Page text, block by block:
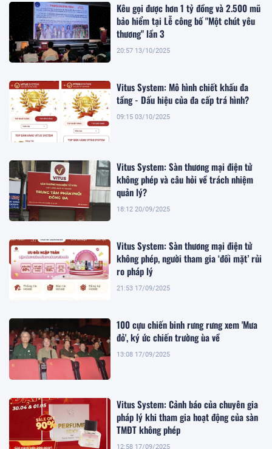
Kêu gọi được hơn 1 tỷ đồng và 2.500 mũ
bảo hiểm tại Lễ công bố "Một chút yêu
thương" lần 3
20:57 13/10/2025
Vitus System: Mô hình chiết khấu đa
tầng - Dấu hiệu của đa cấp trá hình?
09:15 03/10/2025
Vitus System: Sàn thương mại điện tử
không phép và câu hỏi về trách nhiệm
quản lý?
18:12 20/09/2025
Vitus System: Sàn thương mại điện tử
không phép, người tham gia ‘đối mặt’ rủi
ro pháp lý
21:53 17/09/2025
100 cựu chiến binh rưng rưng xem 'Mưa
đỏ', ký ức chiến trường ùa về
13:08 17/09/2025
Vitus System: Cảnh báo của chuyên gia
pháp lý khi tham gia hoạt động của sàn
TMĐT không phép
12:58 17/09/2025